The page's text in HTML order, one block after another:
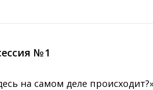
№ 1
на самом деле